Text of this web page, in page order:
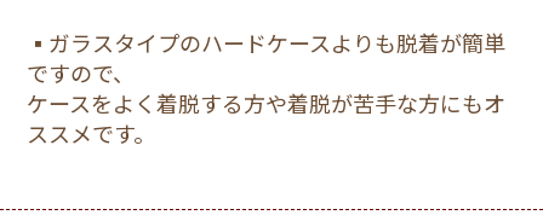
▪ガラスタイプのハードケースよりも脱着が簡単
ですので、
ケースをよく着脱する方や着脱が苦手な方にもオ
ススメです。
14
3,520円(税込)